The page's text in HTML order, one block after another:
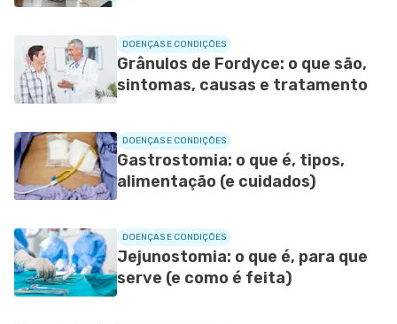
DOENÇAS E CONDIÇÕES
Grânulos de Fordyce: o que são,
sintomas, causas e tratamento
DOENÇAS E CONDIÇÕES
Gastrostomia: o que é, tipos,
alimentação (e cuidados)
DOENÇAS E CONDIÇÕES
Jejunostomia: o que é, para que
serve (e como é feita)